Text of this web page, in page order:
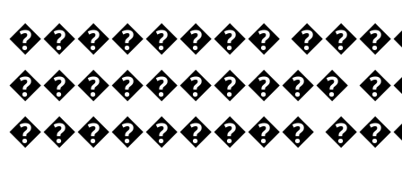
��������
����������
���������